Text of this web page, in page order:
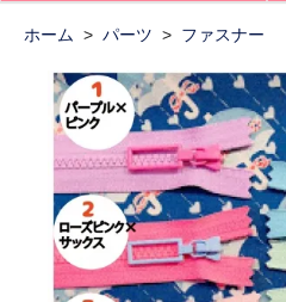
ホーム > パーツ > ファスナー